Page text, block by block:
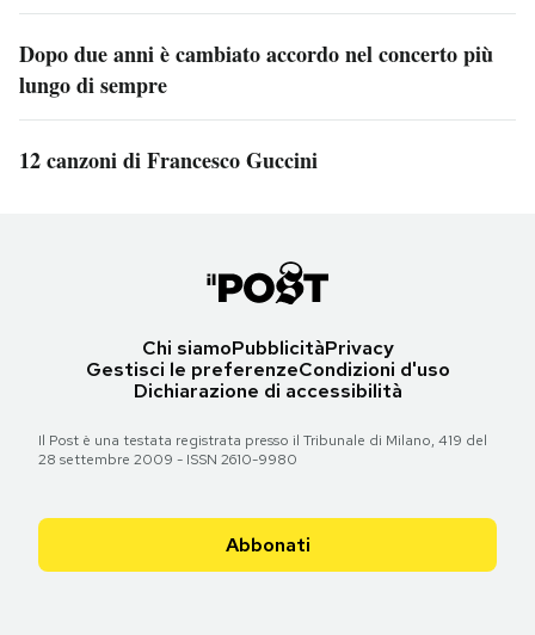
Dopo due anni è cambiato accordo nel concerto più
lungo di sempre
12 canzoni di Francesco Guccini
Chi siamoPubblicitàPrivacy
Gestisci le preferenzeCondizioni d'uso
Dichiarazione di accessibilità
Il Post è una testata registrata presso il Tribunale di Milano, 419 del
28 settembre 2009 - ISSN 2610-9980
Abbonati